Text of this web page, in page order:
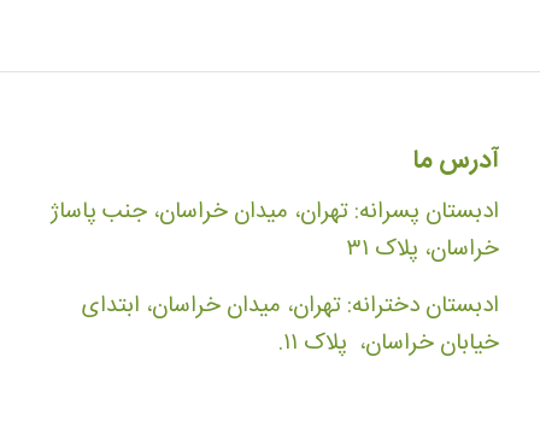
آدرس ما
ادبستان پسرانه: تهران، میدان خراسان، جنب پاساژ
خراسان، پلاک ۳۱
ادبستان دخترانه: تهران، میدان خراسان، ابتدای
خیابان خراسان، پلاک ۱۱.